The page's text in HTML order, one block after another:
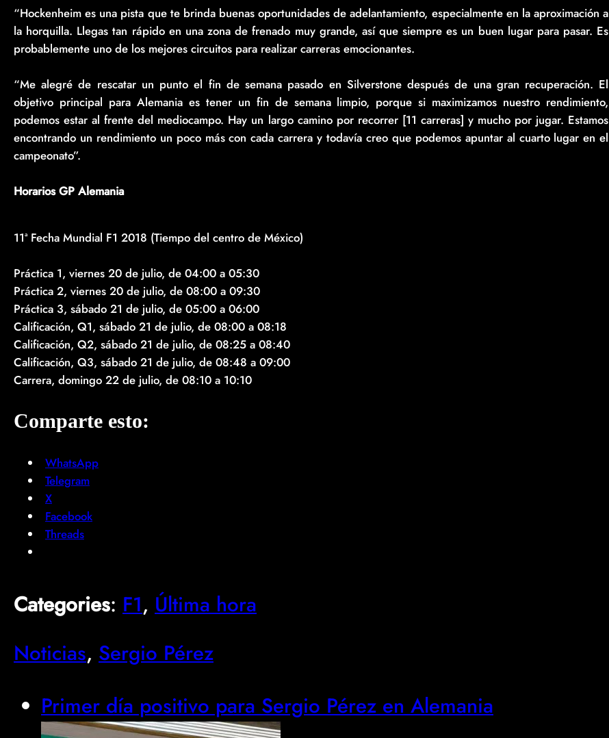
“Hockenheim es una pista que te brinda buenas oportunidades de adelantamiento, especialmente en la aproximación a
la horquilla. Llegas tan rápido en una zona de frenado muy grande, así que siempre es un buen lugar para pasar. Es
probablemente uno de los mejores circuitos para realizar carreras emocionantes.
“Me alegré de rescatar un punto el fin de semana pasado en Silverstone después de una gran recuperación. El
objetivo principal para Alemania es tener un fin de semana limpio, porque si maximizamos nuestro rendimiento,
podemos estar al frente del mediocampo. Hay un largo camino por recorrer [11 carreras] y mucho por jugar. Estamos
encontrando un rendimiento un poco más con cada carrera y todavía creo que podemos apuntar al cuarto lugar en el
campeonato”.
Horarios GP Alemania
11ª Fecha Mundial F1 2018 (Tiempo del centro de México)
Práctica 1, viernes 20 de julio, de 04:00 a 05:30
Práctica 2, viernes 20 de julio, de 08:00 a 09:30
Práctica 3, sábado 21 de julio, de 05:00 a 06:00
Calificación, Q1, sábado 21 de julio, de 08:00 a 08:18
Calificación, Q2, sábado 21 de julio, de 08:25 a 08:40
Calificación, Q3, sábado 21 de julio, de 08:48 a 09:00
Carrera, domingo 22 de julio, de 08:10 a 10:10
Comparte esto:
WhatsApp
Telegram
X
Facebook
Threads
Categories: F1, Última hora
Noticias, Sergio Pérez
Primer día positivo para Sergio Pérez en Alemania